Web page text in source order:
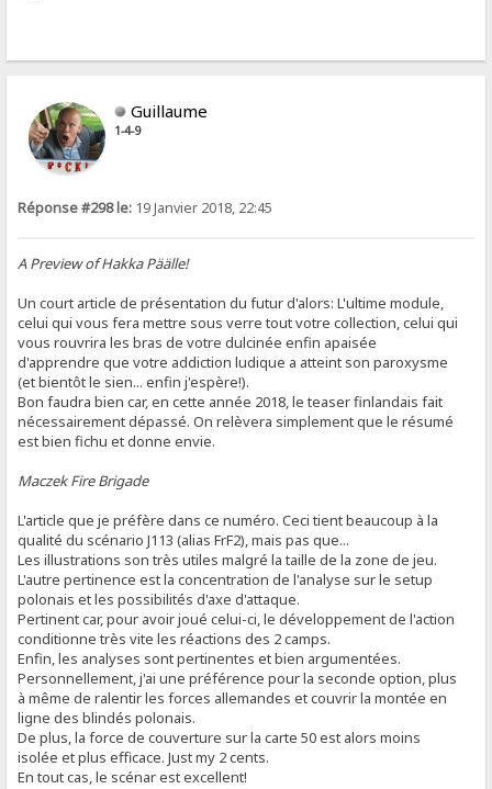
Guillaume
1-4-9
Réponse #298 le: 19 Janvier 2018, 22:45
A Preview of Hakka Päälle!
Un court article de présentation du futur d'alors: L'ultime module,
celui qui vous fera mettre sous verre tout votre collection, celui qui
vous rouvrira les bras de votre dulcinée enfin apaisée
d'apprendre que votre addiction ludique a atteint son paroxysme
(et bientôt le sien... enfin j'espère!).
Bon faudra bien car, en cette année 2018, le teaser finlandais fait
nécessairement dépassé. On relèvera simplement que le résumé
est bien fichu et donne envie.
Maczek Fire Brigade
L'article que je préfère dans ce numéro. Ceci tient beaucoup à la
qualité du scénario J113 (alias FrF2), mais pas que...
Les illustrations son très utiles malgré la taille de la zone de jeu.
L'autre pertinence est la concentration de l'analyse sur le setup
polonais et les possibilités d'axe d'attaque.
Pertinent car, pour avoir joué celui-ci, le développement de l'action
conditionne très vite les réactions des 2 camps.
Enfin, les analyses sont pertinentes et bien argumentées.
Personnellement, j'ai une préférence pour la seconde option, plus
à même de ralentir les forces allemandes et couvrir la montée en
ligne des blindés polonais.
De plus, la force de couverture sur la carte 50 est alors moins
isolée et plus efficace. Just my 2 cents.
En tout cas, le scénar est excellent!